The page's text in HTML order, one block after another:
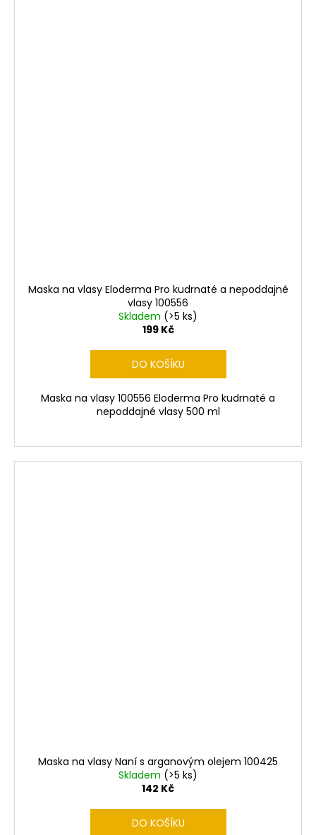
Maska na vlasy Eloderma Pro kudrnaté a nepoddajné
vlasy 100556
Skladem (>5 ks)
199 Kč
DO KOŠÍKU
Maska na vlasy 100556 Eloderma Pro kudrnaté a
nepoddajné vlasy 500 ml
Maska na vlasy Naní s arganovým olejem 100425
Skladem (>5 ks)
142 Kč
DO KOŠÍKU